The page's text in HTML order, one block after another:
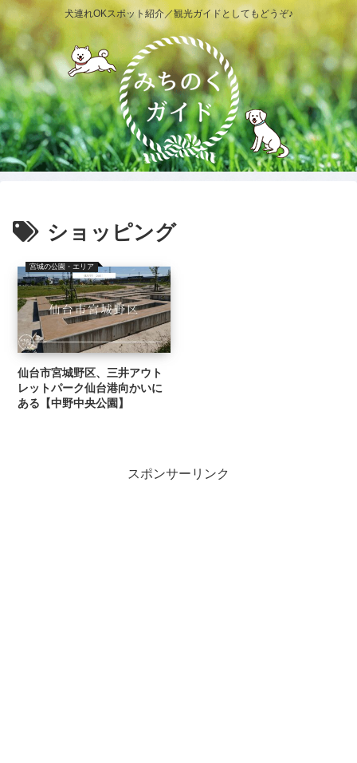
犬連れOKスポット紹介／観光ガイドとしてもどうぞ♪
ショッピング
宮城の公園・エリア
仙台市宮城野区、三井アウト
レットパーク仙台港向かいに
ある【中野中央公園】
スポンサーリンク